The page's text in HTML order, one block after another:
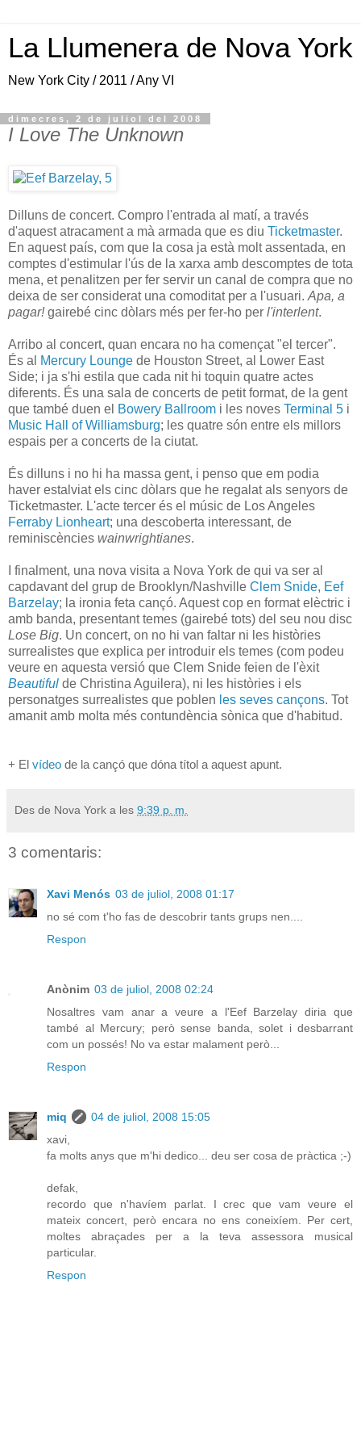
La Llumenera de Nova York
New York City / 2011 / Any VI
dimecres, 2 de juliol del 2008
I Love The Unknown
Dilluns de concert. Compro l'entrada al matí, a través
d'aquest atracament a mà armada que es diu Ticketmaster.
En aquest país, com que la cosa ja està molt assentada, en
comptes d'estimular l'ús de la xarxa amb descomptes de tota
mena, et penalitzen per fer servir un canal de compra que no
deixa de ser considerat una comoditat per a l'usuari. Apa, a
pagar!gairebé cinc dòlars més per fer-ho per l'interlent.
Arribo al concert, quan encara no ha començat "el tercer".
És al
Mercury Lounge de Houston Street, al Lower East
Side; i ja s'hi estila que cada nit hi toquin quatre actes
diferents. És una sala de concerts de petit format, de la gent
que també duen el Bowery Ballroom i les noves Terminal 5 i
Music Hall of Williamsburg; les quatre són entre els millors
espais per a concerts de la ciutat.
És dilluns i no hi ha massa gent, i penso que em podia
haver estalviat els cinc dòlars que he regalat als senyors de
Ticketmaster. L'acte tercer és el músic de Los Angeles
Ferraby Lionheart; una descoberta interessant, de
reminiscències wainwrightianes.
I finalment, una nova visita a Nova York de qui va ser al
capdavant del grup de Brooklyn/Nashville Clem Snide, Eef
Barzelay; la ironia feta cançó. Aquest cop en format elèctric i
amb banda, presentant temes (gairebé tots) del seu nou disc
Lose Big. Un concert, on no hi van faltar ni les històries
surrealistes que explica per introduir els temes (com podeu
veure en aquesta versió que Clem Snide feien de l'èxit
Beautiful de Christina Aguilera), ni les històries i els
personatges surrealistes que poblen les seves cançons. Tot
amanit amb molta més contundència sònica que d'habitud.
+ El vídeo de la cançó que dóna títol a aquest apunt.
Des de Nova York a les 9:39 p. m.
3 comentaris:
Xavi Menós 03 de juliol, 2008 01:17
no sé com t'ho fas de descobrir tants grups nen....
Respon
Anònim 03 de juliol, 2008 02:24
Nosaltres vam anar a veure a l'Eef Barzelay diria que
també al Mercury; però sense banda, solet i desbarrant
com un possés! No va estar malament però...
Respon
miq
04 de juliol, 2008 15:05
xavi,
fa molts anys que m'hi dedico... deu ser cosa de pràctica ;-)
defak,
recordo que n'havíem parlat. I crec que vam veure el
mateix concert, però encara no ens coneixíem. Per cert,
moltes abraçades per a la teva assessora musical
particular.
Respon